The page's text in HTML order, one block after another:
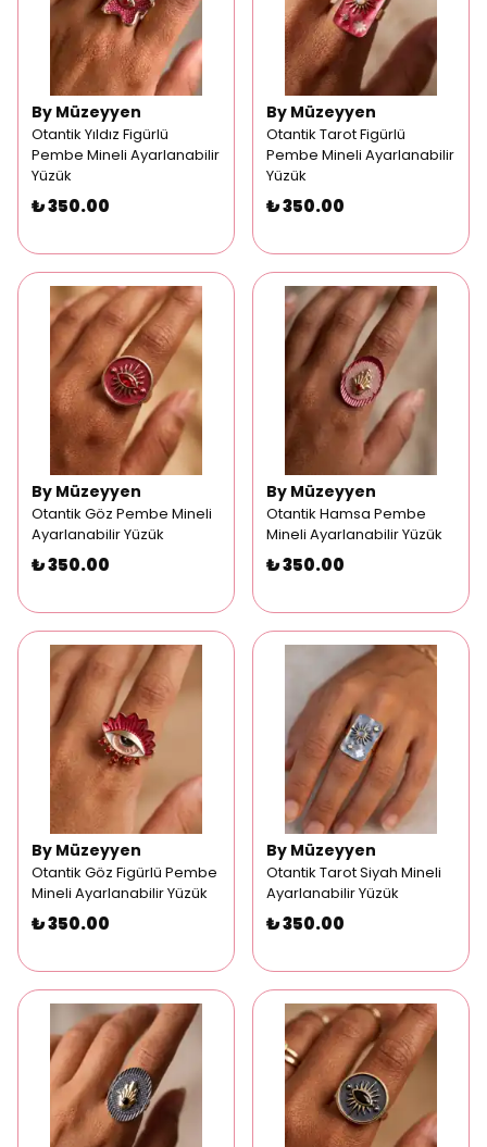
By Müzeyyen
Otantik Yıldız Figürlü
Pembe Mineli Ayarlanabilir
Yüzük
₺ 350.00
By Müzeyyen
Otantik Tarot Figürlü
Pembe Mineli Ayarlanabilir
Yüzük
₺ 350.00
By Müzeyyen
Otantik Göz Pembe Mineli
Ayarlanabilir Yüzük
₺ 350.00
By Müzeyyen
Otantik Hamsa Pembe
Mineli Ayarlanabilir Yüzük
₺ 350.00
By Müzeyyen
Otantik Göz Figürlü Pembe
Mineli Ayarlanabilir Yüzük
₺ 350.00
By Müzeyyen
Otantik Tarot Siyah Mineli
Ayarlanabilir Yüzük
₺ 350.00